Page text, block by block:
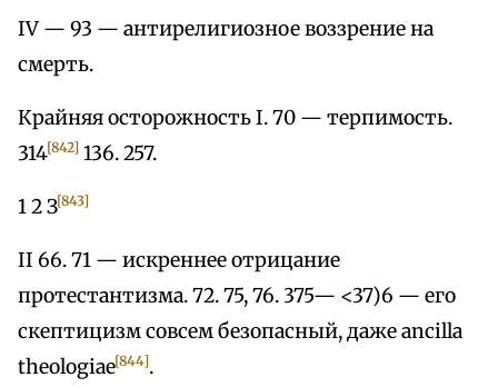
IV — 93 — антирелигиозное воззрение на
смерть.
Крайняя осторожность I. 70 — терпимость.
314[842] 136. 257.
1 2 З[843]
II 66. 71 — искреннее отрицание
протестантизма. 72. 75, 76. 375— <37)6 — его
скептицизм совсем безопасный, даже ancilla
theologiae[844].